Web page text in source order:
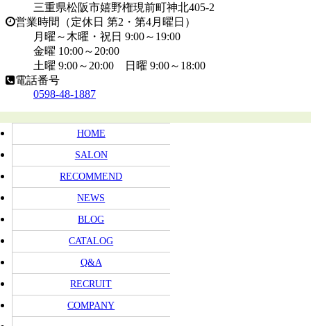
三重県松阪市嬉野権現前町神北405-2
営業時間（定休日 第2・第4月曜日）
月曜～木曜・祝日 9:00～19:00
金曜 10:00～20:00
土曜 9:00～20:00 日曜 9:00～18:00
電話番号
0598-48-1887
HOME
SALON
RECOMMEND
NEWS
BLOG
CATALOG
Q&A
RECRUIT
COMPANY